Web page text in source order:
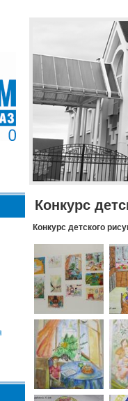
Конкурс
Конкурс детского